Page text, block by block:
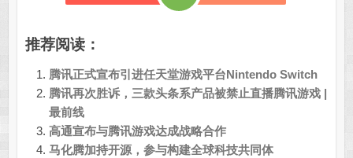
推荐阅读：
腾讯正式宣布引进任天堂游戏平台Nintendo Switch
腾讯再次胜诉，三款头条系产品被禁止直播腾讯游戏 |
最前线
高通宣布与腾讯游戏达成战略合作
马化腾加持开源，参与构建全球科技共同体